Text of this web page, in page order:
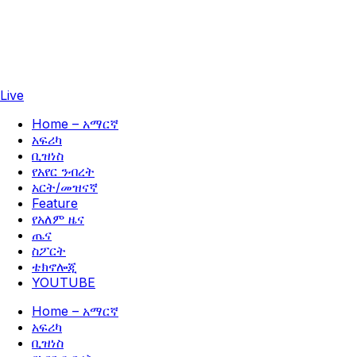
Live
Home – አማርኛ
አፍሪካ
ቢዝነስ
የአየር ንብረት
አርት/መዝናኛ
Feature
የአለም ዜና
ጤና
ስፖርት
ቴክኖሎጂ
YOUTUBE
Home – አማርኛ
አፍሪካ
ቢዝነስ